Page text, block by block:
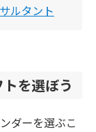
ルタント
を選ぼう
ダーを選ぶこ